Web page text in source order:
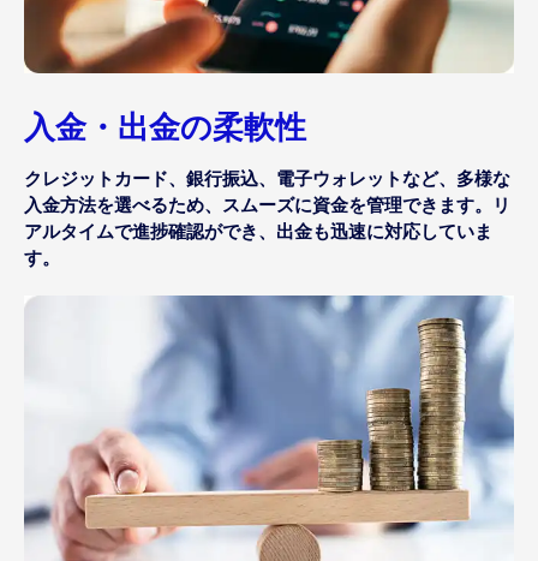
入金・出金の柔軟性
クレジットカード、銀行振込、電子ウォレットなど、多様な
入金方法を選べるため、スムーズに資金を管理できます。リ
アルタイムで進捗確認ができ、出金も迅速に対応していま
す。